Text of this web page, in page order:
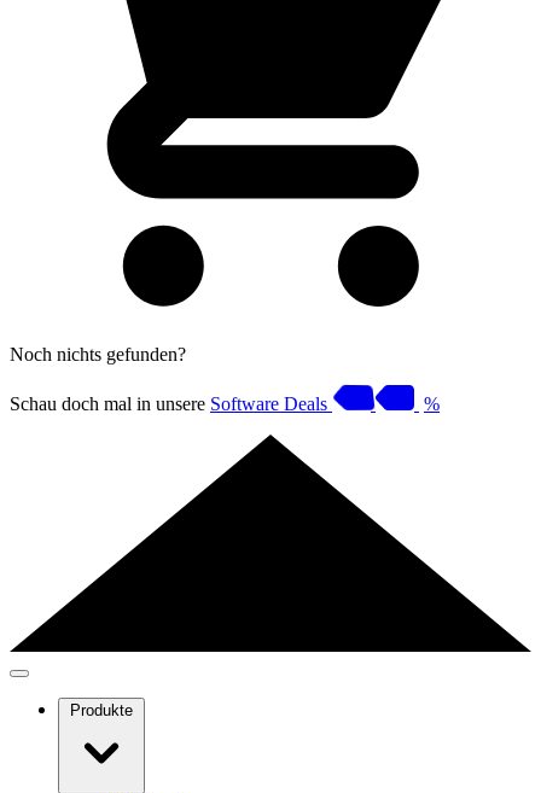
Noch nichts gefunden?
Schau doch mal in unsere Software Deals %
Produkte